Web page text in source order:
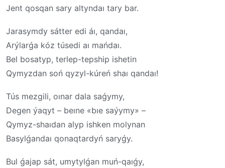
Jent qosqan sary altyndaı tary bar.
Jarasymdy sátter edi áı, qandaı,
Arýlarǵa kóz túsedi aı mańdaı.
Bel bosatyp, terlep-tepship ishetin
Qymyzdan soń qyzyl-kúreń shaı qandaı!
Tús mezgili, oınar dala saǵymy,
Degen ýaqyt – beıne «bıe saýymy» –
Qymyz-shaıdan alyp ishken molynan
Basylǵandaı qonaqtardyń saryǵy.
Bul ǵajap sát, umytylǵan muń-qaıǵy,